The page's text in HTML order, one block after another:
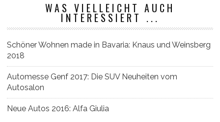
WAS VIELLEICHT AUCH
INTERESSIERT ...
Schöner Wohnen made in Bavaria: Knaus und Weinsberg
2018
Automesse Genf 2017: Die SUV Neuheiten vom
Autosalon
Neue Autos 2016: Alfa Giulia